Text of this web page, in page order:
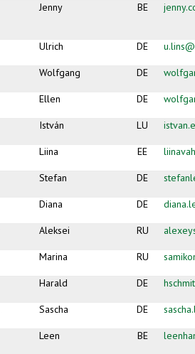
Jenny BE
Ulrich DE
Wolfgang DE
Ellen DE
István LU
Liina EE
Stefan DE
Diana DE
Aleksei RU
Marina RU
Harald DE
Sascha DE
Leen BE